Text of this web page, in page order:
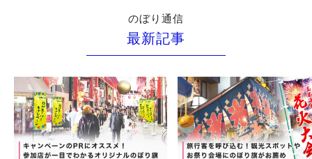
のぼり通信
最新記事